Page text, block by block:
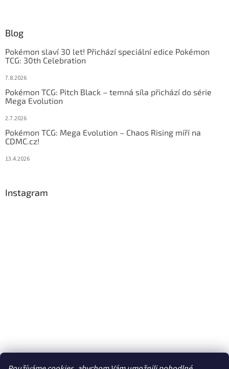
Blog
Pokémon slaví 30 let! Přichází speciální edice Pokémon
TCG: 30th Celebration
7.8.2026
Pokémon TCG: Pitch Black – temná síla přichází do série
Mega Evolution
2.7.2026
Pokémon TCG: Mega Evolution – Chaos Rising míří na
CDMC.cz!
13.4.2026
Instagram